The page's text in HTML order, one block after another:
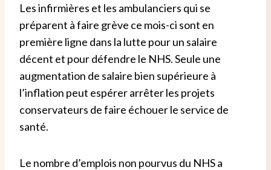
Les infirmières et les ambulanciers qui se
préparent à faire grève ce mois-ci sont en
première ligne dans la lutte pour un salaire
décent et pour défendre le NHS.Seule une
augmentation de salaire bien supérieure à
l’inflation peut espérer arrêter les projets
conservateurs de faire échouer le service de
santé.
Le nombre d’emplois non pourvus du NHS a